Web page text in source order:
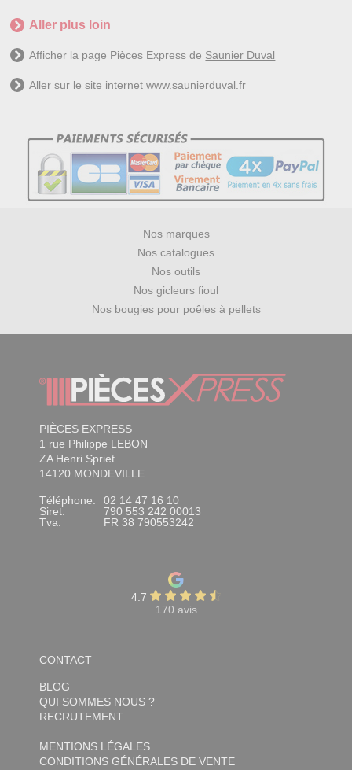
Aller plus loin
Afficher la page Pièces Express de Saunier Duval
Aller sur le site internetwww.saunierduval.fr
Nos marques
Nos catalogues
Nos outils
Nos gicleurs fioul
Nos bougies pour poêles à pellets
PIÈCES EXPRESS
1 rue Philippe LEBON
ZA Henri Spriet
14120 MONDEVILLE
Téléphone:
02 14 47 16 10
Siret:
790 553 242 00013
Tva:
FR 38 790553242
4.7
170 avis
CONTACT
BLOG
QUI SOMMES NOUS ?
RECRUTEMENT
MENTIONS LÉGALES
CONDITIONS GÉNÉRALES DE VENTE